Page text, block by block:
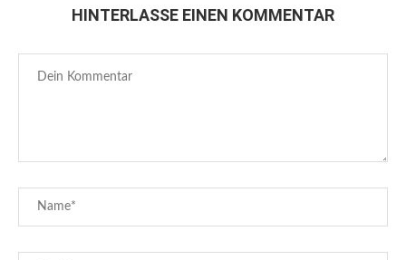
HINTERLASSE EINEN KOMMENTAR